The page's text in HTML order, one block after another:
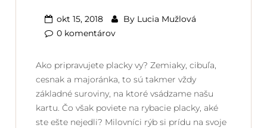
okt 15, 2018 By Lucia Mužlová
0 komentárov
Ako pripravujete placky vy? Zemiaky, cibuľa,
cesnak a majoránka, to sú takmer vždy
základné suroviny, na ktoré vsádzame našu
kartu. Čo však poviete na rybacie placky, aké
ste ešte nejedli? Milovníci rýb si prídu na svoje